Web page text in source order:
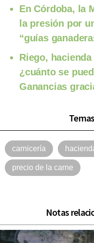
En Córdoba, la
la presión por
“guías
Riego,
¿cuánto se
Ganancias
carnicería
precio de la carne
Notas